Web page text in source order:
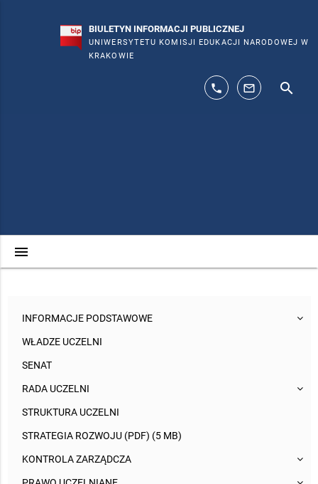
BIULETYN INFORMACJI PUBLICZNEJ
UNIWERSYTETU KOMISJI EDUKACJI NARODOWEJ W
KRAKOWIE
phone mail_outline search
menu
INFORMACJE PODSTAWOWE
WŁADZE UCZELNI
SENAT
RADA UCZELNI
STRUKTURA UCZELNI
STRATEGIA ROZWOJU (PDF) (5 MB)
KONTROLA ZARZĄDCZA